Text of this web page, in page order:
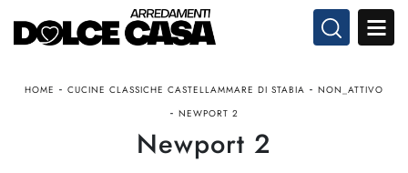
HOME - CUCINE CLASSICHE CASTELLAMMARE DI STABIA - NON_ATTIVO
- NEWPORT 2
Newport 2